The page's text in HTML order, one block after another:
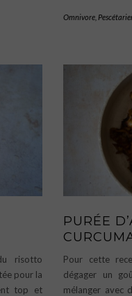
Omnivore
risotto
pour la
top et
PURÉE
Pour cette
dégager un
mélanger avec